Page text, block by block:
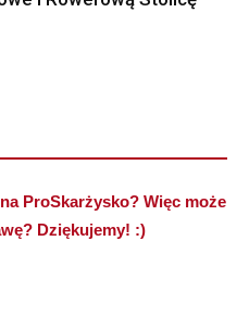
ProSkarżysko? Więc może
Dziękujemy! :)